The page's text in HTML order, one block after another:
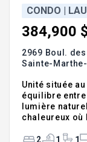
CONDO |
384,900
2969 Boul.
Sainte-
Unité située
équilibre
lumière
chaleureux
rangement
2 1 1